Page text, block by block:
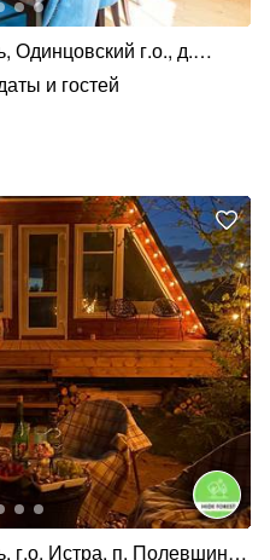
Одинцовский г.о., д.
103и гостей
г.о. Истра, п. Полевшина,